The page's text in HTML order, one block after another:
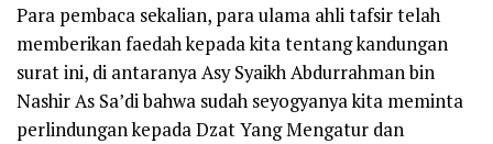
Para pembaca sekalian, para ulama ahli tafsir telah
memberikan faedah kepada kita tentang kandungan
surat ini, di antaranya Asy Syaikh Abdurrahman bin
Nashir As Sa’di bahwa sudah seyogyanya kita meminta
perlindungan kepada Dzat Yang Mengatur dan